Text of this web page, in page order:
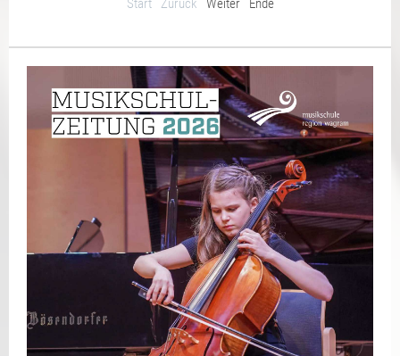
Start Zurück Weiter Ende